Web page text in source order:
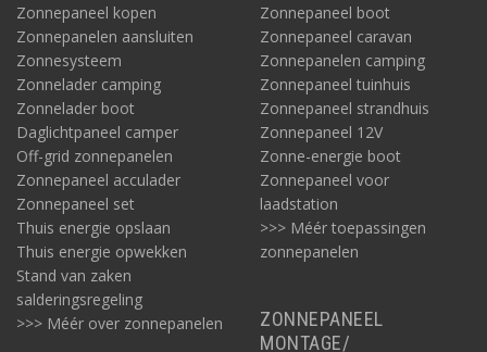
Zonnepaneel kopen
Zonnepanelen aansluiten
Zonnesysteem
Zonnelader camping
Zonnelader boot
Daglichtpaneel camper
Off-grid zonnepanelen
Zonnepaneel acculader
Zonnepaneel set
Thuis energie opslaan
Thuis energie opwekken
Stand van zaken
salderingsregeling
>>> Méér over zonnepanelen
Zonnepaneel boot
Zonnepaneel caravan
Zonnepanelen camping
Zonnepaneel tuinhuis
Zonnepaneel strandhuis
Zonnepaneel 12V
Zonne-energie boot
Zonnepaneel voor
laadstation
>>> Méér toepassingen
zonnepanelen
ZONNEPANEEL
MONTAGE/